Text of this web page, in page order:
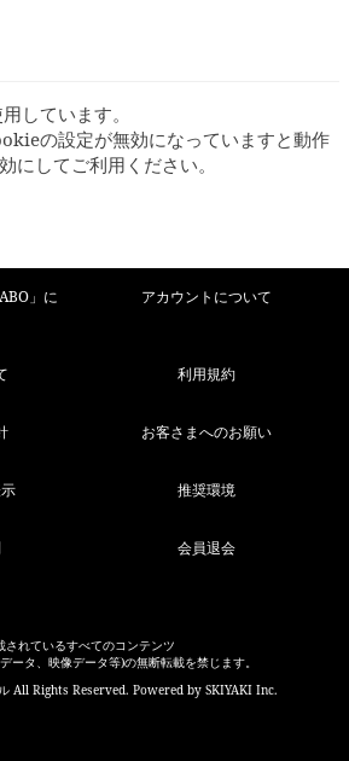
しています。
の設定が無効になっていますと動作
にしてご利用ください。
」に
アカウントについて
利用規約
お客さまへのお願い
推奨環境
会員退会
されているすべてのコンテンツ
ータ、映像データ等)の無断転載を禁じます。
All Rights Reserved. Powered by SKIYAKI Inc.